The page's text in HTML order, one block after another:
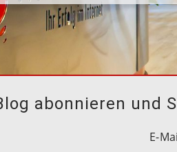
abonnieren und
E-